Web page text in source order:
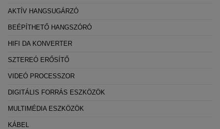
AKTÍV HANGSUGÁRZÓ
BEÉPÍTHETŐ HANGSZÓRÓ
HIFI DA KONVERTER
SZTEREÓ ERŐSÍTŐ
VIDEÓ PROCESSZOR
DIGITÁLIS FORRÁS ESZKÖZÖK
MULTIMÉDIA ESZKÖZÖK
KÁBEL